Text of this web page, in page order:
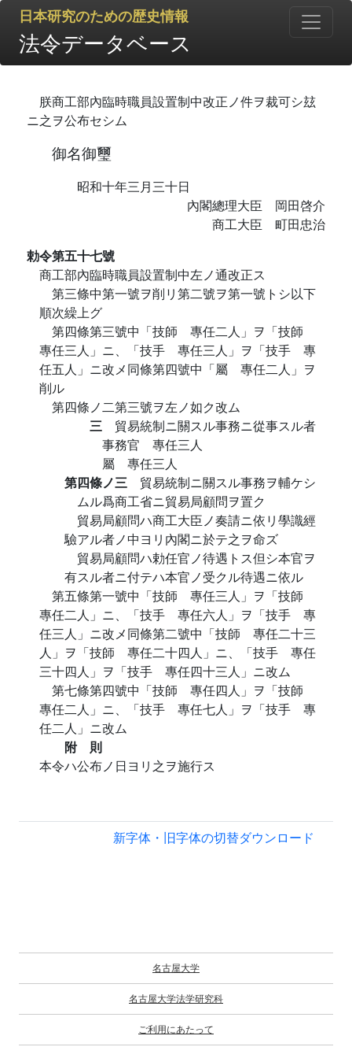
日本研究のための歴史情報
法令データベース
朕商工部內臨時職員設置制中改正ノ件ヲ裁可シ玆
ニ之ヲ公布セシム
御名御璽
昭和十年三月三十日
內閣總理大臣 岡田啓介
商工大臣 町田忠治
勅令第五十七號
商工部內臨時職員設置制中左ノ通改正ス
第三條中第一號ヲ削リ第二號ヲ第一號トシ以下
順次繰上グ
第四條第三號中「技師 專任二人」ヲ「技師
專任三人」ニ、「技手 專任三人」ヲ「技手 專
任五人」ニ改メ同條第四號中「屬 專任二人」ヲ
削ル
第四條ノ二第三號ヲ左ノ如ク改ム
三 貿易統制ニ關スル事務ニ從事スル者
事務官 專任三人
屬 專任三人
第四條ノ三 貿易統制ニ關スル事務ヲ輔ケシ
ムル爲商工省ニ貿易局顧問ヲ置ク
貿易局顧問ハ商工大臣ノ奏請ニ依リ學識經
驗アル者ノ中ヨリ內閣ニ於テ之ヲ命ズ
貿易局顧問ハ勅任官ノ待遇トス但シ本官ヲ
有スル者ニ付テハ本官ノ受クル待遇ニ依ル
第五條第一號中「技師 專任三人」ヲ「技師
專任二人」ニ、「技手 專任六人」ヲ「技手 專
任三人」ニ改メ同條第二號中「技師 專任二十三
人」ヲ「技師 專任二十四人」ニ、「技手 專任
三十四人」ヲ「技手 專任四十三人」ニ改ム
第七條第四號中「技師 專任四人」ヲ「技師
專任二人」ニ、「技手 專任七人」ヲ「技手 專
任二人」ニ改ム
附 則
本令ハ公布ノ日ヨリ之ヲ施行ス
新字体・旧字体の切替ダウンロード
名古屋大学
名古屋大学法学研究科
ご利用にあたって